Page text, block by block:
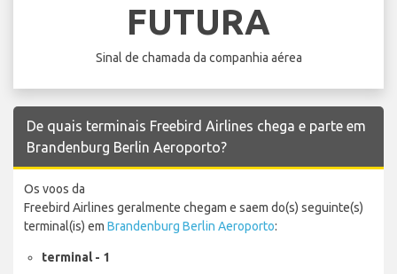
FUTURA
Sinal de chamada da companhia aérea
De quais terminais Freebird Airlines chega e parte em
Brandenburg Berlin Aeroporto?
Os voos da
Freebird Airlines geralmente chegam e saem do(s) seguinte(s)
terminal(is) em Brandenburg Berlin Aeroporto:
terminal - 1